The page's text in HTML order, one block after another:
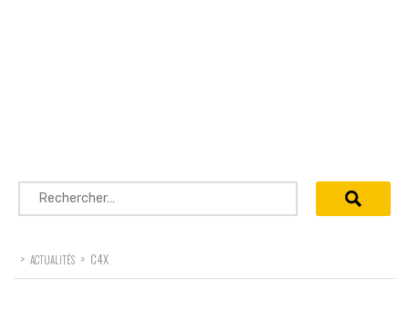
Rechercher :
> ACTUALITÉS > C4X